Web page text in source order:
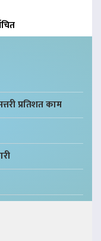
प्रतिशत काम